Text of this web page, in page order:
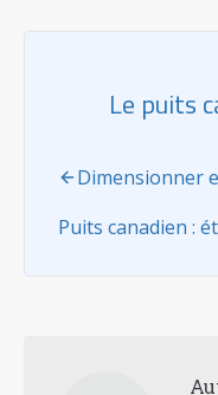
Le puits
Dimensionner
Puits canadien :